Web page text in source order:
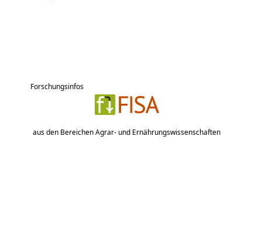
Forschungsinfos
aus den Bereichen Agrar- und Ernährungswissenschaften